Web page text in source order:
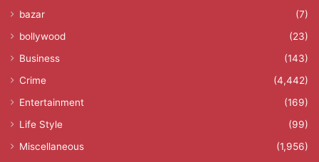
bazar
(7)
bollywood
(23)
Business
(143)
Crime
(4,442)
Entertainment
(169)
Life Style
(99)
Miscellaneous
(1,956)